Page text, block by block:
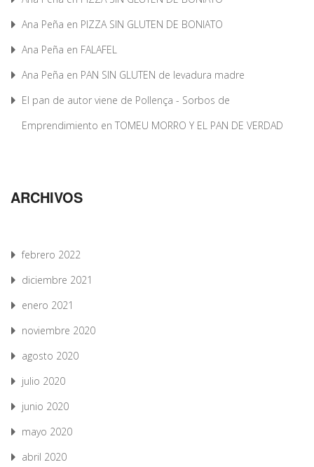
Ana Peña en PIZZA SIN GLUTEN DE BONIATO
Ana Peña en FALAFEL
Ana Peña en PAN SIN GLUTEN de levadura madre
El pan de autor viene de Pollença - Sorbos de
Emprendimiento en TOMEU MORRO Y EL PAN DE VERDAD
ARCHIVOS
febrero 2022
diciembre 2021
enero 2021
noviembre 2020
agosto 2020
julio 2020
junio 2020
mayo 2020
abril 2020